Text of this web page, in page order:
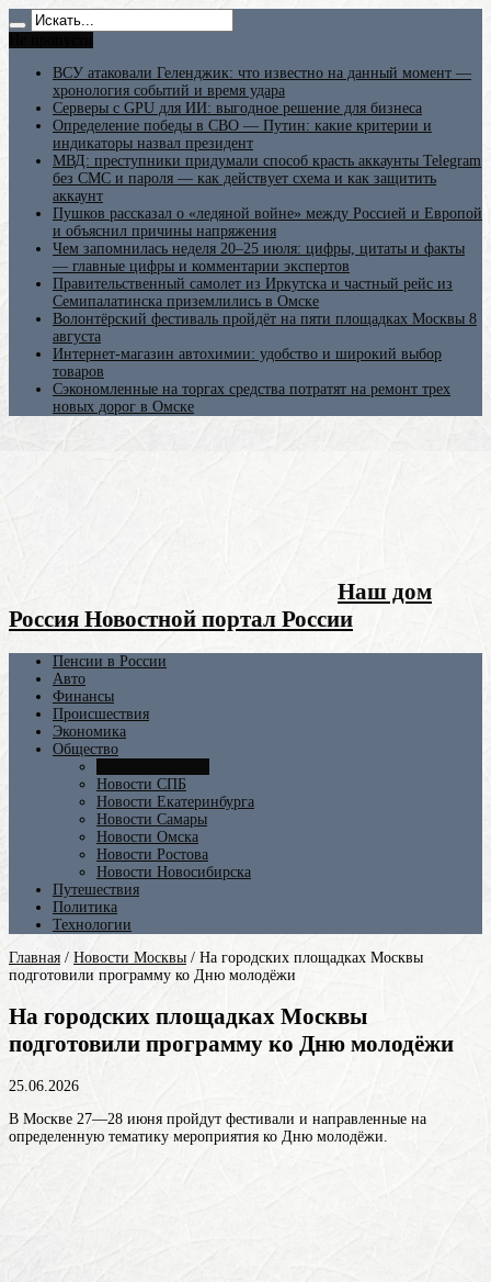
ВСУ атаковали Геленджик: что известно на данный момент —
хронология событий и время удара
Серверы с GPU для ИИ: выгодное решение для бизнеса
Определение победы в СВО — Путин: какие критерии и
индикаторы назвал президент
МВД: преступники придумали способ красть аккаунты Telegram
без СМС и пароля — как действует схема и как защитить
аккаунт
Пушков рассказал о «ледяной войне» между Россией и Европой
и объяснил причины напряжения
Чем запомнилась неделя 20–25 июля: цифры, цитаты и факты
— главные цифры и комментарии экспертов
Правительственный самолет из Иркутска и частный рейс из
Семипалатинска приземлились в Омске
Волонтёрский фестиваль пройдёт на пяти площадках Москвы 8
августа
Интернет-магазин автохимии: удобство и широкий выбор
товаров
Сэкономленные на торгах средства потратят на ремонт трех
новых дорог в Омске
Наш дом
Россия Новостной портал России
Пенсии в России
Авто
Финансы
Происшествия
Экономика
Общество
Новости СПБ
Новости Екатеринбурга
Новости Самары
Новости Омска
Новости Ростова
Новости Новосибирска
Путешествия
Политика
Технологии
Главная / Новости Москвы / На городских площадках Москвы
подготовили программу ко Дню молодёжи
На городских площадках Москвы
подготовили программу ко Дню молодёжи
25.06.2026
В Москве 27—28 июня пройдут фестивали и направленные на
определенную тематику мероприятия ко Дню молодёжи.